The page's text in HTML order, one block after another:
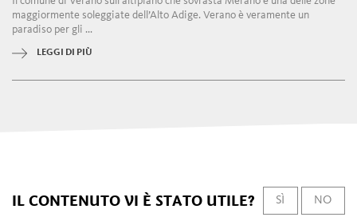
maggiormente soleggiate dell’Alto Adige. Verano è veramente un
paradiso per gli ...
LEGGI DI PIÙ
IL CONTENUTO VI È STATO UTILE? SÌ NO